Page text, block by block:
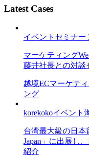
Latest Cases
イベント セミナー
マーケティング
藤井社長との対談
越境ECマーケテ
ング
korekokoイベント
台湾最大級の日本
Japan」に出展し
紹介